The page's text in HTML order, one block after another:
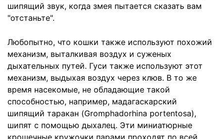
шипящий звук, когда змея пытается сказать вам
"отстаньте".
Любопытно, что кошки также используют похожий
механизм, выталкивая воздух и суженых
дыхательных путей. Гуси также используют этот
механизм, выдыхая воздух через клюв. В то же
время насекомые, не обладающие такой
способностью, например, мадагаскарский
шипящий таракан (Gromphadorhina portentosa),
шипят с помощью дыхалец. Эти миниатюрные
крошечные кружочки парами проходят по всей